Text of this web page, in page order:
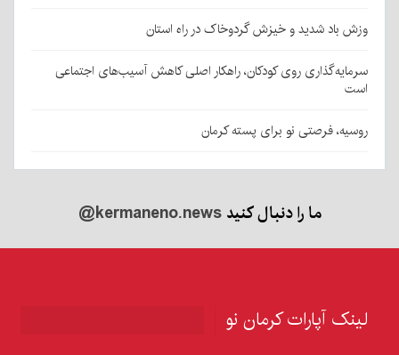
وزش باد شدید و خیزش گردوخاک در راه استان
سرمایه‌گذاری روی کودکان، راهکار اصلی کاهش آسیب‌های اجتماعی
است
روسیه، فرصتی نو برای پسته کرمان
ما را دنبال کنید@kermaneno.news
لینک آپارات کرمان نو